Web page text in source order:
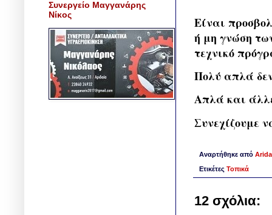
Είναι
ή μη γνώση
τεχνικό
Πολύ απλά
Απλά και
Συνεχίζουμε
Αναρτήθηκε από
Ετικέτες Τοπικά
12 σχόλια:
Συνεργείο Μαγγανάρης
Νίκος